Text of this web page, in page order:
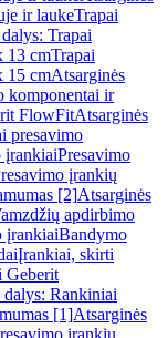
ir laukeTrapai
Trapai
13 cmTrapai
15 cmAtsarginės
komponentai ir
FlowFitAtsarginės
presavimo
įrankiaiPresavimo
įrankių
[2]Atsarginės
apdirbimo
įrankiaiBandymo
Įrankiai, skirti
Geberit
dalys: Rankiniai
[1]Atsarginės
įrankių